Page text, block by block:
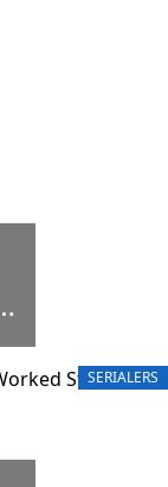
SERIALERS